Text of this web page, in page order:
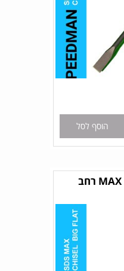
הוסף לסל